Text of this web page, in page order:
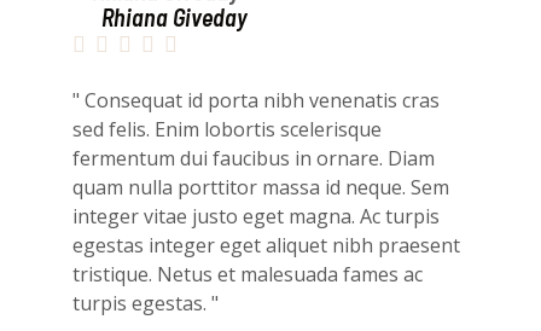
Rhiana Giveday
    
" Consequat id porta nibh venenatis cras
sed felis. Enim lobortis scelerisque
fermentum dui faucibus in ornare. Diam
quam nulla porttitor massa id neque. Sem
integer vitae justo eget magna. Ac turpis
egestas integer eget aliquet nibh praesent
tristique. Netus et malesuada fames ac
turpis egestas. "